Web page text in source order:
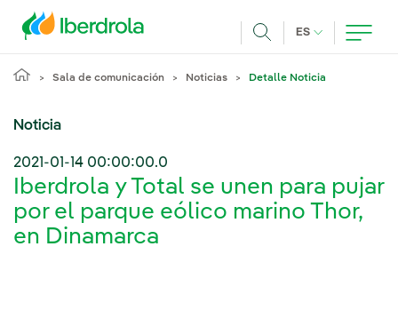
ES IDIOMA
Sala de comunicación Noticias Detalle Noticia
Noticia
2021-01-14 00:00:00.0
Iberdrola y Total se unen para pujar
por el parque eólico marino Thor,
en Dinamarca